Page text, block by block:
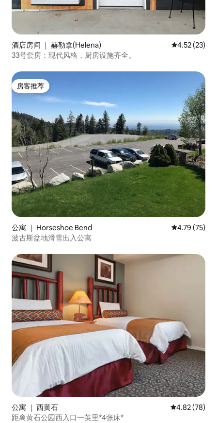
酒店房间 ｜ 赫勒拿(Helena) 平均评分
4.52 (23)
33号套房：现代风格，厨房设施齐全。
房客推荐
房客推荐
公寓 ｜ Horseshoe Bend 平均评分
4.79 (75)
波古斯盆地滑雪出入公寓
公寓 ｜ 西黄石 平均评分
4.82 (78)
距离黄石公园西入口一英里*4张床*